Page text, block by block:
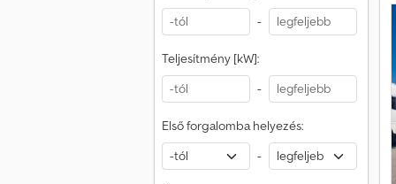
-
Teljesítmény [kW]:
-
Első forgalomba helyezés:
-